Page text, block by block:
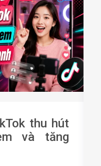
thu hút
và tăng